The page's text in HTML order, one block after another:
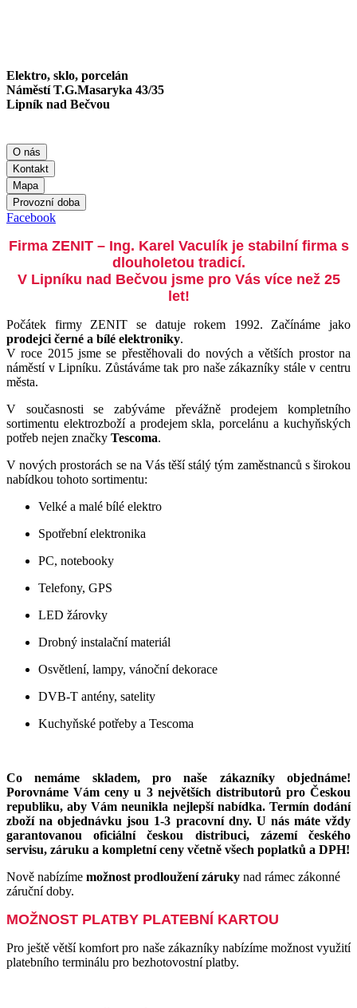
Elektro, sklo, porcelán
Náměstí T.G.Masaryka 43/35
Lipník nad Bečvou
O nás
Kontakt
Mapa
Provozní doba
Facebook
Firma ZENIT – Ing. Karel Vaculík je stabilní firma s
dlouholetou tradicí.
V Lipníku nad Bečvou jsme pro Vás více než 25
let!
Počátek firmy ZENIT se datuje rokem 1992. Začínáme jako
prodejci černé a bílé elektroniky.
V roce 2015 jsme se přestěhovali do nových a větších prostor na
náměstí v Lipníku. Zůstáváme tak pro naše zákazníky stále v centru
města.
V současnosti se zabýváme převážně prodejem kompletního
sortimentu elektrozboží a prodejem skla, porcelánu a kuchyňských
potřeb nejen značky Tescoma.
V nových prostorách se na Vás těší stálý tým zaměstnanců s širokou
nabídkou tohoto sortimentu:
Velké a malé bílé elektro
Spotřební elektronika
PC, notebooky
Telefony, GPS
LED žárovky
Drobný instalační materiál
Osvětlení, lampy, vánoční dekorace
DVB-T antény, satelity
Kuchyňské potřeby a Tescoma
Co nemáme skladem, pro naše zákazníky objednáme!
Porovnáme Vám ceny u 3 největších distributorů pro Českou
republiku, aby Vám neunikla nejlepší nabídka. Termín dodání
zboží na objednávku jsou 1-3 pracovní dny. U nás máte vždy
garantovanou oficiální českou distribuci, zázemí českého
servisu, záruku a kompletní ceny včetně všech poplatků a DPH!
Nově nabízíme možnost prodloužení záruky nad rámec zákonné
záruční doby.
MOŽNOST PLATBY PLATEBNÍ KARTOU
Pro ještě větší komfort pro naše zákazníky nabízíme možnost využití
platebního terminálu pro bezhotovostní platby.